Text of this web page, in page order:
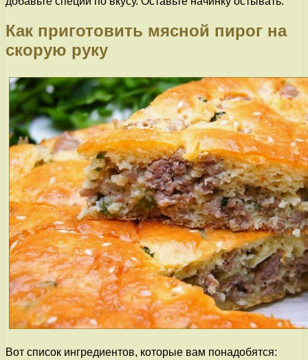
Как приготовить мясной пирог на
скорую руку
Вот список ингредиентов, которые вам понадобятся: